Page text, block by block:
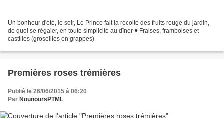
Un bonheur d'été, le soir, Le Prince fait la récolte des fruits rouge du jardin,
de quoi se régaler, en toute simplicité au dîner ♥ Fraises, framboises et
castilles (groseilles en grappes)
Premières roses trémières
Publié le 26/06/2015 à 06:20
Par NounoursPTML